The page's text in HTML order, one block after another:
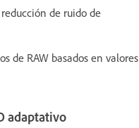
de ruido de
de RAW basados en valores
adaptativo